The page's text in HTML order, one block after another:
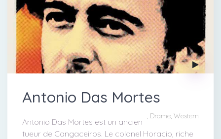
Antonio Das Mortes
, Drame, Western
Antonio Das Mortes est un ancien
tueur de Cangaceiros. Le colonel Horacio, riche